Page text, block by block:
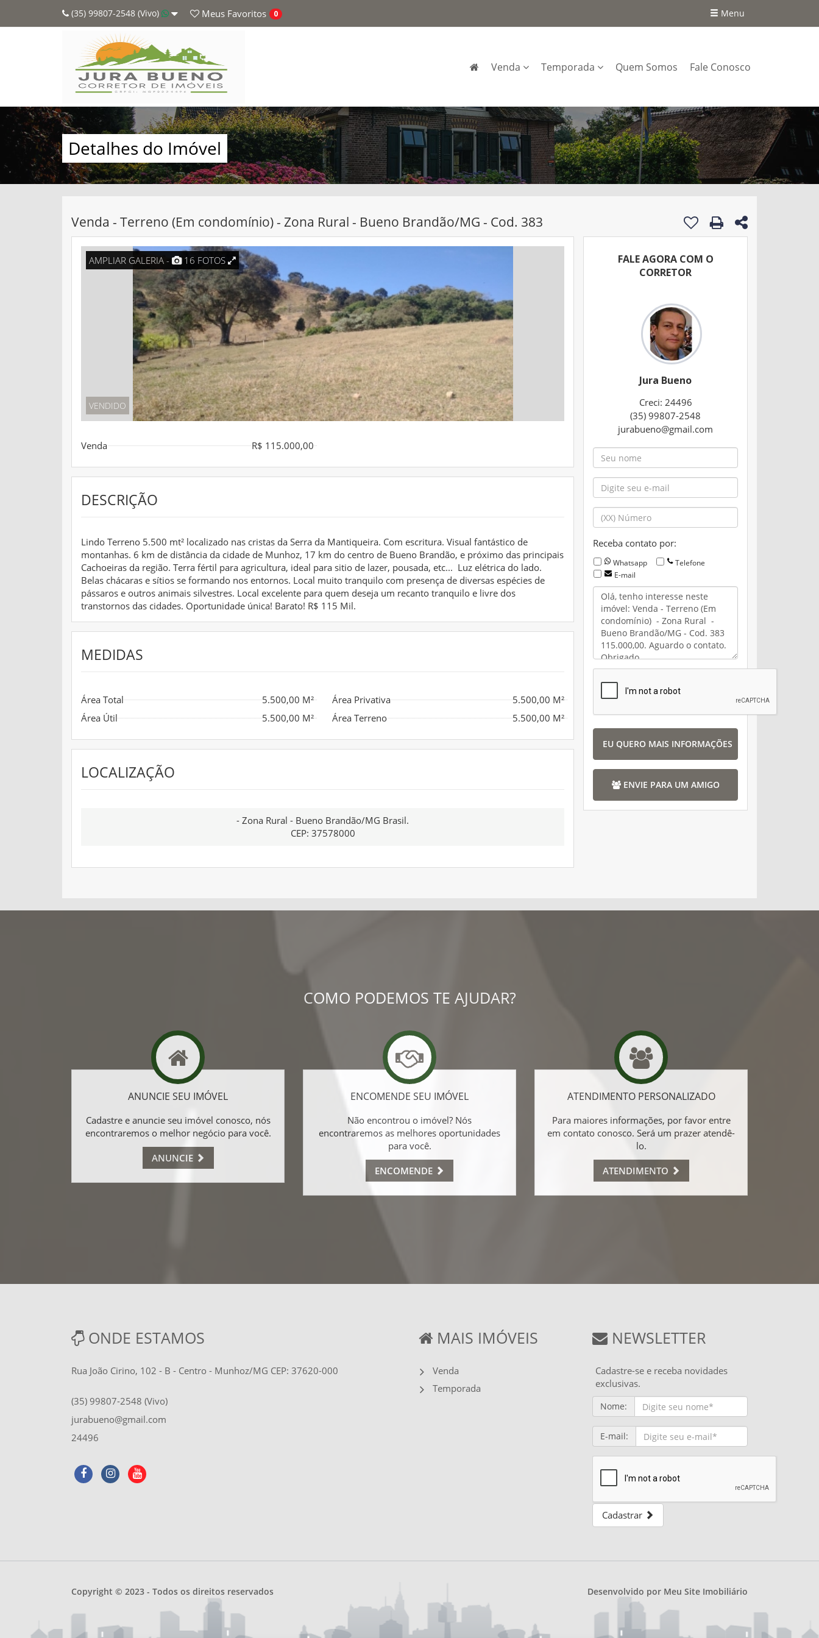
(35) 99807-2548 (Vivo) Meus Favoritos 0 Menu
Venda Temporada Quem Somos Fale Conosco
Detalhes do Imóvel
Venda - Terreno (Em condomínio) - Zona Rural - Bueno Brandão/MG - Cod. 383
AMPLIAR GALERIA - 16 FOTOS
VENDIDO
Venda R$ 115.000,00
DESCRIÇÃO
Lindo Terreno 5.500 mt² localizado nas cristas da Serra da Mantiqueira. Com escritura. Visual fantástico de
montanhas. 6 km de distância da cidade de Munhoz, 17 km do centro de Bueno Brandão, e próximo das principais
Cachoeiras da região. Terra fértil para agricultura, ideal para sitio de lazer, pousada, etc... Luz elétrica do lado.
Belas chácaras e sítios se formando nos entornos. Local muito tranquilo com presença de diversas espécies de
pássaros e outros animais silvestres. Local excelente para quem deseja um recanto tranquilo e livre dos
transtornos das cidades. Oportunidade única! Barato! R$ 115 Mil.
MEDIDAS
Área Total 5.500,00 M² Área Privativa
5.500,00 M²
Área Útil
5.500,00 M² Área Terreno 5.500,00 M²
LOCALIZAÇÃO
- Zona Rural - Bueno Brandão/MG Brasil.
CEP: 37578000
FALE AGORA COM O
CORRETOR
Jura Bueno
Creci: 24496
(35) 99807-2548
jurabueno@gmail.com
Receba contato por:
Whatsapp
Telefone
E-mail
EU QUERO MAIS INFORMAÇÕES
ENVIE PARA UM AMIGO
COMO PODEMOS TE AJUDAR?
ANUNCIE SEU IMÓVEL
Cadastre e anuncie seu imóvel conosco, nós
encontraremos o melhor negócio para você.
ANUNCIE
ENCOMENDE SEU IMÓVEL
Não encontrou o imóvel? Nós
encontraremos as melhores oportunidades
para você.
ENCOMENDE
ATENDIMENTO PERSONALIZADO
Para maiores informações, por favor entre
em contato conosco. Será um prazer atendê-
lo.
ATENDIMENTO
ONDE ESTAMOS
Rua João Cirino, 102 - B - Centro - Munhoz/MG CEP: 37620-000
(35) 99807-2548 (Vivo)
jurabueno@gmail.com
24496
MAIS IMÓVEIS
Venda
Temporada
NEWSLETTER
Cadastre-se e receba novidades
exclusivas.
Nome:
E-mail:
Cadastrar
Copyright © 2023 - Todos os direitos reservados Desenvolvido por Meu Site Imobiliário